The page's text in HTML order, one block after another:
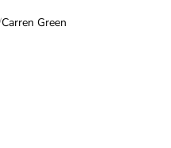
Carren Green